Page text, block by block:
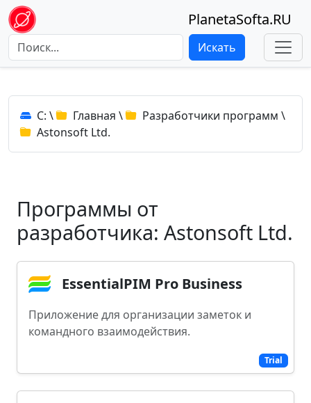
PlanetaSofta.RU
Искать
C: \ Главная \ Разработчики программ \
Astonsoft Ltd.
Программы от
разработчика: Astonsoft Ltd.
Trial
EssentialPIM Pro Business
Приложение для организации заметок и
командного взаимодействия.